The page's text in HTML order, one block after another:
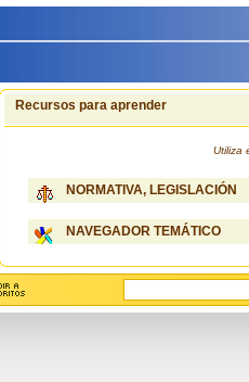
Recursos para aprender
Utiliza
NORMATIVA, LEGISLACIÓN
NAVEGADOR TEMÁTICO